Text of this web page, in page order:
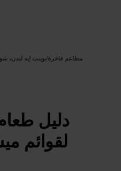
بوينت إيه لندن،/مطاعم فاخرة
دليل
لقوائم